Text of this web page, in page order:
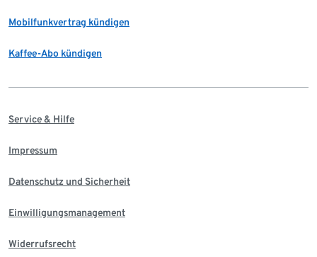
Mobilfunkvertrag kündigen
Kaffee-Abo kündigen
Service & Hilfe
Impressum
Datenschutz und Sicherheit
Einwilligungsmanagement
Widerrufsrecht